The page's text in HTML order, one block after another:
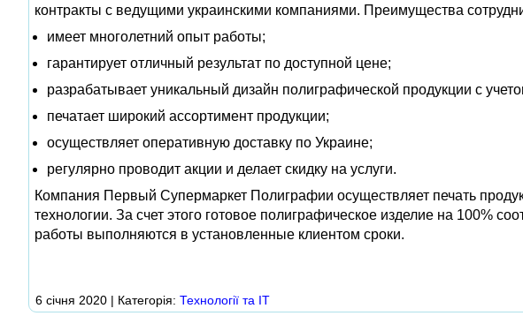
контракты с ведущими украинскими компаниями. Преимущества
имеет многолетний опыт работы;
гарантирует отличный результат по доступной цене;
разрабатывает уникальный дизайн полиграфической продукции с
печатает широкий ассортимент продукции;
осуществляет оперативную доставку по Украине;
регулярно проводит акции и делает скидку на услуги.
Компания Первый Супермаркет Полиграфии осуществляет печать
технологии. За счет этого готовое полиграфическое изделие на 100%
работы выполняются в установленные клиентом сроки.
6 січня 2020 | Категорія: Технології та ІТ